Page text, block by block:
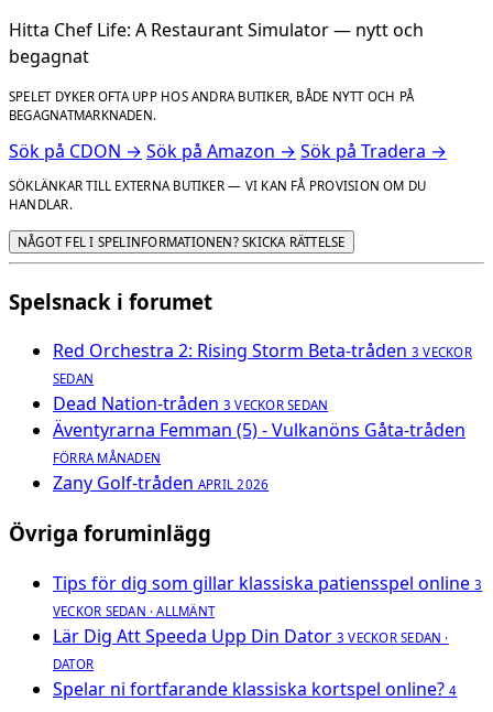
Hitta Chef Life: A Restaurant Simulator — nytt och
begagnat
SPELET DYKER OFTA UPP HOS ANDRA BUTIKER, BÅDE NYTT OCH PÅ
BEGAGNATMARKNADEN.
Sök på CDON → Sök på Amazon → Sök på Tradera →
SÖKLÄNKAR TILL EXTERNA BUTIKER — VI KAN FÅ PROVISION OM DU
HANDLAR.
NÅGOT FEL I SPELINFORMATIONEN? SKICKA RÄTTELSE
Spelsnack i forumet
Red Orchestra 2: Rising Storm Beta-tråden 3 VECKOR
SEDAN
Dead Nation-tråden 3 VECKOR SEDAN
Äventyrarna Femman (5) - Vulkanöns Gåta-tråden
FÖRRA MÅNADEN
Zany Golf-tråden APRIL 2026
Övriga foruminlägg
Tips för dig som gillar klassiska patiensspel online 3
VECKOR SEDAN · ALLMÄNT
Lär Dig Att Speeda Upp Din Dator 3 VECKOR SEDAN ·
DATOR
Spelar ni fortfarande klassiska kortspel online? 4